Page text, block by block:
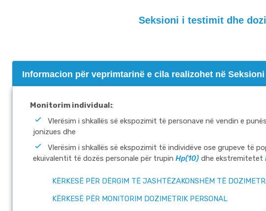
Seksioni i testimit dhe
Informacion për veprimtarinë e cila realizohet në
Monitorim individual::
Vlerësim i shkallës së ekspozimit të personave në vendin e
jonizues dhe
Vlerësim i shkallës së ekspozimit të individëve ose grupeve të
ekuivalentit të dozës personale për trupin Hp(10) dhe ekstremitetet
KËRKESË PËR DËRGIM TË JASHTËZAKONSHËM TË
KËRKESË PËR MONITORIM DOZIMETRIK PERSONAL